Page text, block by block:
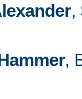
,
,